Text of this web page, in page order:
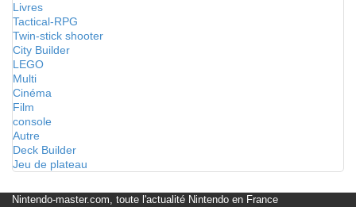
Livres
Tactical-RPG
Twin-stick shooter
City Builder
LEGO
Multi
Cinéma
Film
console
Autre
Deck Builder
Jeu de plateau
Nintendo-master.com, toute l'actualité Nintendo en France